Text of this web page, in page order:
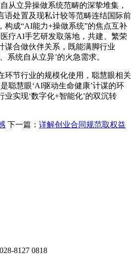
从立异操做系统范畴的深挚堆集，
语处置及现私计较等范畴连结国际前
构成“AI能力+操做系统”的焦点互补
疗AI手艺研发取落地，共建、繁荣
谋合做伙伴关系，既能满脚行业
系统自从立异’的火急需求。
节行业的规模化使用，聪慧眼相关
聪慧眼‘AI驱动生命健康’计谋的环
实现‘数字化+智能化’的双沉转
下一篇： 详解创业合同规范取权益
028-8127 0818